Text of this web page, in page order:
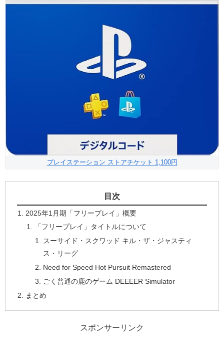
プレイステーション ストアチケット 1,100円
目次
2025年1月期「フリープレイ」概要
「フリープレイ」タイトルについて
スーサイド・スクワッド キル・ザ・ジャスティ
ス・リーグ
Need for Speed Hot Pursuit Remastered
ごく普通の鹿のゲーム DEEEER Simulator
まとめ
スポンサーリンク